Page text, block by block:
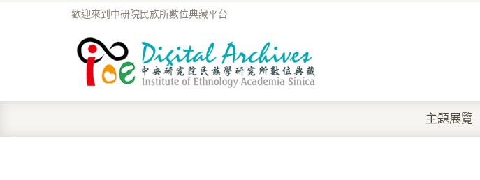
歡迎來到中研院民族所數位典藏平台
主題展覽